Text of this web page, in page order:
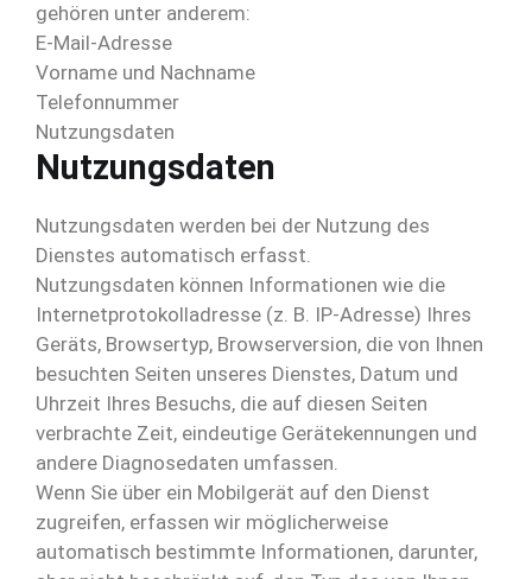
gehören unter anderem:
E-Mail-Adresse
Vorname und Nachname
Telefonnummer
Nutzungsdaten
Nutzungsdaten
Nutzungsdaten werden bei der Nutzung des
Dienstes automatisch erfasst.
Nutzungsdaten können Informationen wie die
Internetprotokolladresse (z. B. IP-Adresse) Ihres
Geräts, Browsertyp, Browserversion, die von Ihnen
besuchten Seiten unseres Dienstes, Datum und
Uhrzeit Ihres Besuchs, die auf diesen Seiten
verbrachte Zeit, eindeutige Gerätekennungen und
andere Diagnosedaten umfassen.
Wenn Sie über ein Mobilgerät auf den Dienst
zugreifen, erfassen wir möglicherweise
automatisch bestimmte Informationen, darunter,